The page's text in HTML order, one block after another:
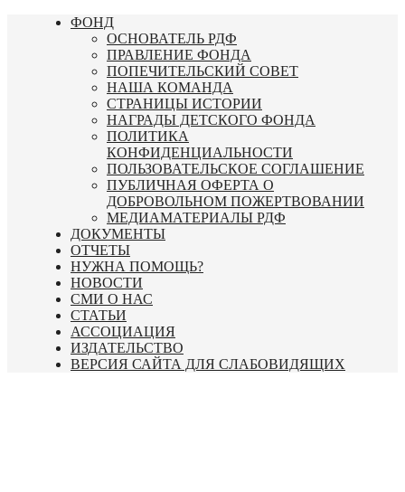
Перейти
ФОНД
ОСНОВАТЕЛЬ РДФ
ПРАВЛЕНИЕ ФОНДА
ПОПЕЧИТЕЛЬСКИЙ СОВЕТ
НАША КОМАНДА
СТРАНИЦЫ ИСТОРИИ
НАГРАДЫ ДЕТСКОГО ФОНДА
ПОЛИТИКА
КОНФИДЕНЦИАЛЬНОСТИ
ПОЛЬЗОВАТЕЛЬСКОЕ СОГЛАШЕНИЕ
ПУБЛИЧНАЯ ОФЕРТА О
ДОБРОВОЛЬНОМ ПОЖЕРТВОВАНИИ
МЕДИАМАТЕРИАЛЫ РДФ
ДОКУМЕНТЫ
ОТЧЕТЫ
НУЖНА ПОМОЩЬ?
НОВОСТИ
СМИ О НАС
СТАТЬИ
АССОЦИАЦИЯ
ИЗДАТЕЛЬСТВО
ВЕРСИЯ САЙТА ДЛЯ СЛАБОВИДЯЩИХ